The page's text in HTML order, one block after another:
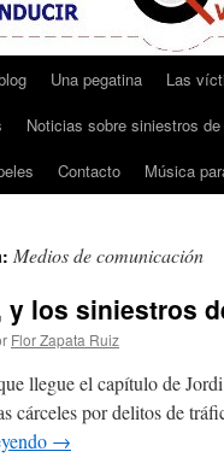
Una pegatina Las
Noticias sobre siniestros
Contacto Música
Medios de comunicación
y los siniestros
Flor Zapata Ruiz
llegue el capítulo de
cárceles por delitos de
→